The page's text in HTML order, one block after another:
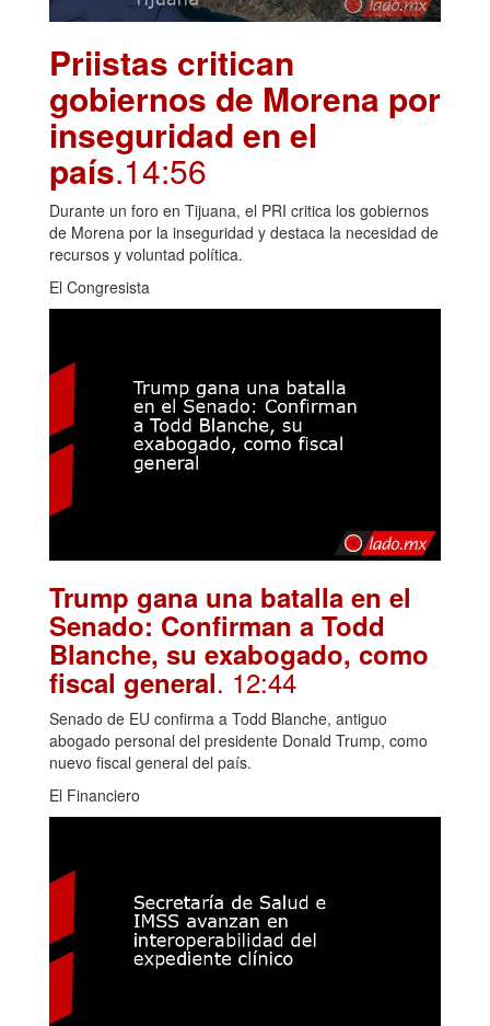
Priistas critican
gobiernos de Morena por
inseguridad en el
país.14:56
Durante un foro en Tijuana, el PRI critica los gobiernos
de Morena por la inseguridad y destaca la necesidad de
recursos y voluntad política.
El Congresista
Trump gana una batalla en el
Senado: Confirman a Todd
Blanche, su exabogado, como
fiscal general. 12:44
Senado de EU confirma a Todd Blanche, antiguo
abogado personal del presidente Donald Trump, como
nuevo fiscal general del país.
El Financiero